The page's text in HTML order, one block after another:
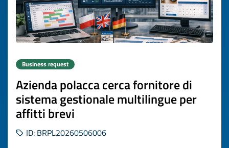
Business request
Azienda polacca cerca fornitore di
sistema gestionale multilingue per
affitti brevi
ID: BRPL20260506006